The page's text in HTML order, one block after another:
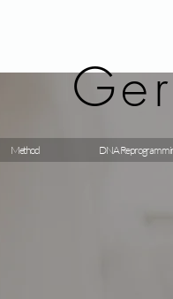
Method DNA